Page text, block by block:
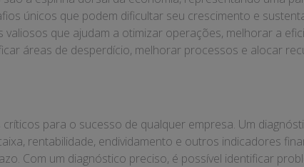
únicos que podem dificultar seu crescimento e
que ajudam a otimizar operações, melhorar a
áreas de desperdício, melhorar processos e alocar
para o sucesso de qualquer empresa. Um
rentabilidade, endividamento e outros indicadores
Com um diagnóstico preciso, é possível identificar